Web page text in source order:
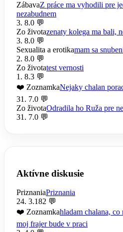
ZábavaZ práce ma vyhodili pre
nezabudnem
3. 8.0 💬
Zo životazenaty kolega ma bali,
3. 8.0 💬
Sexualita a erotikamam sa
2. 8.0 💬
Zo životatest vernosti
1. 8.3 💬
❤️ ZoznamkaNejaky chalan
31. 7.0 💬
Zo životaOdradila ho Ruža pre
31. 7.0 💬
Aktívne diskusie
PriznaniaPriznania
24. 3.182 💬
❤️ Zoznamkahladam chalana,
moj frajer bude v praci